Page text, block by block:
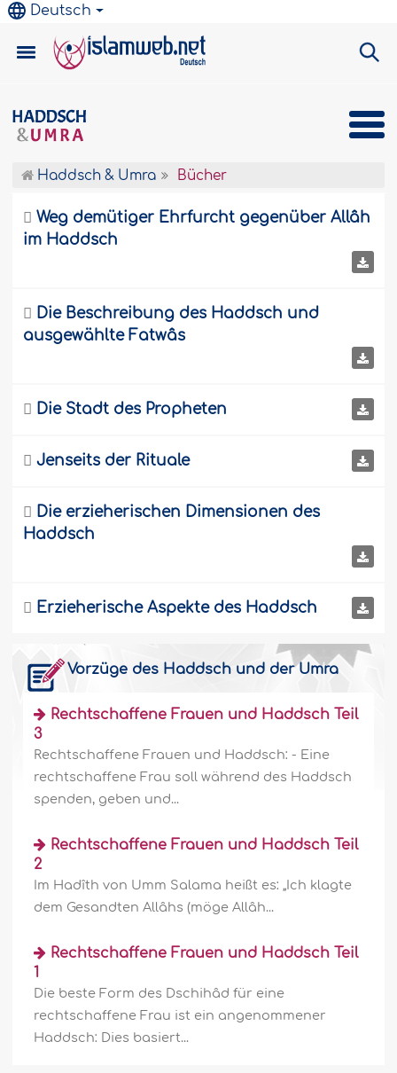
Deutsch
Haddsch & Umra Bücher
 Weg demütiger Ehrfurcht gegenüber Allâh
im Haddsch
 Die Beschreibung des Haddsch und
ausgewählte Fatwâs
 Die Stadt des Propheten
 Jenseits der Rituale
 Die erzieherischen Dimensionen des
Haddsch
 Erzieherische Aspekte des Haddsch
Vorzüge des Haddsch und der Umra
Rechtschaffene Frauen und Haddsch Teil
3
Rechtschaffene Frauen und Haddsch: - Eine
rechtschaffene Frau soll während des Haddsch
spenden, geben und...
Rechtschaffene Frauen und Haddsch Teil
2
Im Hadîth von Umm Salama heißt es: „Ich klagte
dem Gesandten Allâhs (möge Allâh...
Rechtschaffene Frauen und Haddsch Teil
1
Die beste Form des Dschihâd für eine
rechtschaffene Frau ist ein angenommener
Haddsch: Dies basiert...